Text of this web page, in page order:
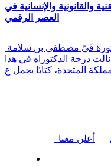
والقانونية والإنسانية في
العصر الرقمي
درجة الدكتوراه في هذا
المتحدة، كتابًا يحمل ع
أعلن معنا